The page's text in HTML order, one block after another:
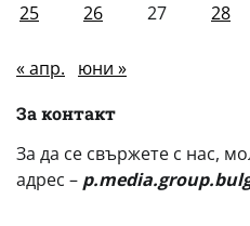
25
26 27 28
« апр. юни »
За контакт
За да се свържете с нас,
адрес –